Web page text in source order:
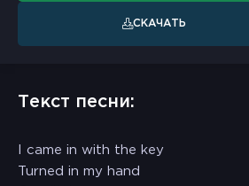
СКАЧАТЬ
Текст песни:
I came in with the key
Turned in my hand